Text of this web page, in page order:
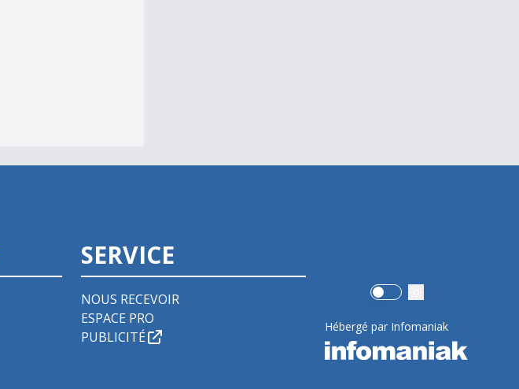
SERVICE
NOUS RECEVOIR
ESPACE PRO
PUBLICITÉ
Use setting
Hébergé par Infomaniak